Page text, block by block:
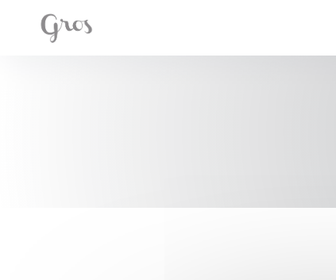
クッキー利用の管理について